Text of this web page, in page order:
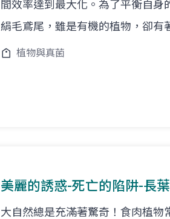
間效率達到最大化。為了平衡自身
絹毛鳶尾，雖是有機的植物，卻有
植物與真菌
美麗的誘惑-死亡的陷阱-長
大自然總是充滿著驚奇！食肉植物